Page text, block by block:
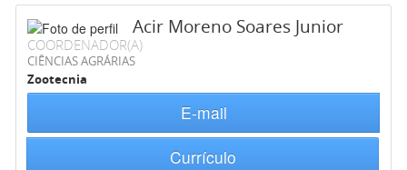
Acir Moreno Soares Junior
COORDENADOR(A)
CIÊNCIAS AGRÁRIAS
Zootecnia
E-mail
Currículo